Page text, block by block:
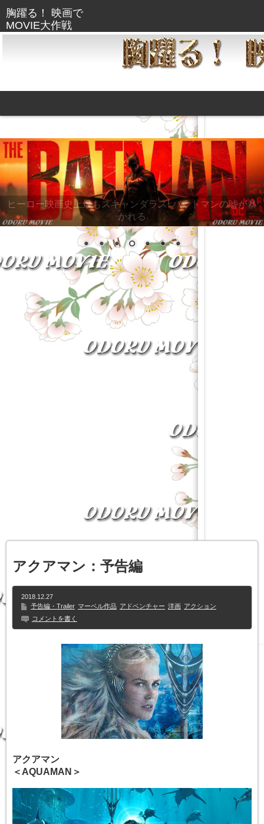
「ナイトメア・アリー」ギレルモ・デル・トロ監督が、ブ
ラッドリー・クーパーはじめ豪華キャストを迎えて送り出
す
アクアマン：予告編
2018.12.27
予告編・Trailer マーベル作品 アドベンチャー 洋画 アクション
コメントを書く
アクアマン
＜AQUAMAN＞